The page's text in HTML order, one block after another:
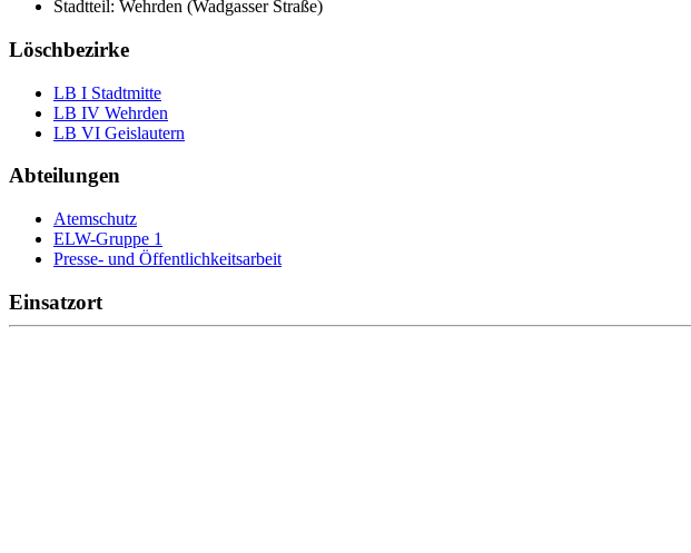
Stadtteil: Wehrden (Wadgasser Straße)
Löschbezirke
LB I Stadtmitte
LB IV Wehrden
LB VI Geislautern
Abteilungen
Atemschutz
ELW-Gruppe 1
Presse- und Öffentlichkeitsarbeit
Einsatzort